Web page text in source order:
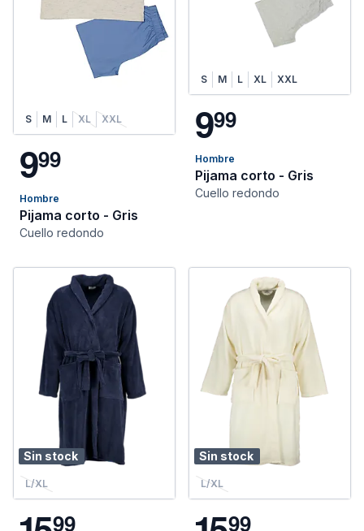
S M L XL XXL
999
Hombre
Pijama corto - Gris
Cuello redondo
S M L XL XXL
999
Hombre
Pijama corto - Gris
Cuello redondo
Sin stock
L/XL
99
Sin stock
L/XL
99